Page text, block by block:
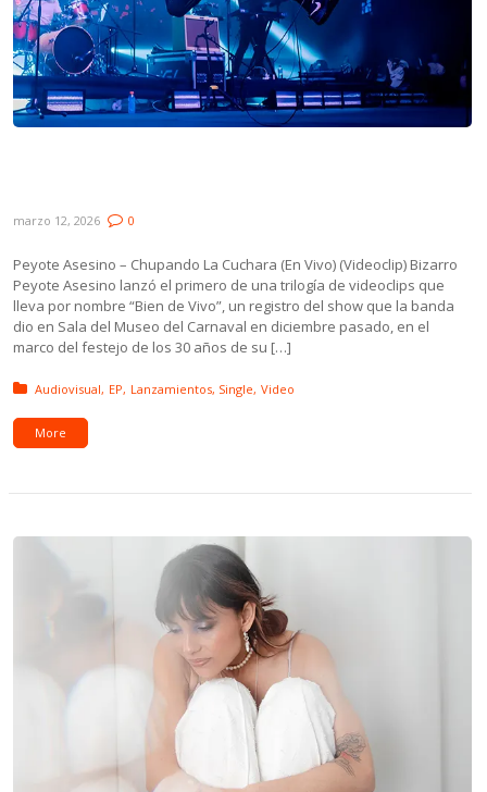
marzo 12, 2026 0
Peyote Asesino – Chupando La Cuchara (En Vivo) (Videoclip) Bizarro
Peyote Asesino lanzó el primero de una trilogía de videoclips que
lleva por nombre “Bien de Vivo”, un registro del show que la banda
dio en Sala del Museo del Carnaval en diciembre pasado, en el
marco del festejo de los 30 años de su […]
Posted in:
Audiovisual EP Lanzamientos Single Video
More